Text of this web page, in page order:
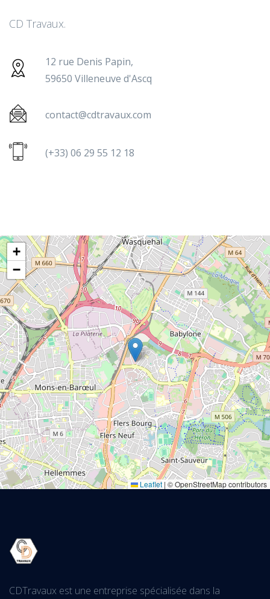
CD Travaux.
12 rue Denis Papin,
59650 Villeneuve d'Ascq
contact@cdtravaux.com
(+33) 06 29 55 12 18
+
−
Leaflet | © OpenStreetMap contributors
CDTravaux est une entreprise spécialisée dans la